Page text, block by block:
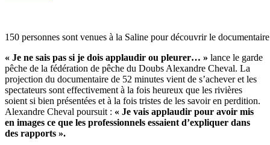
150 personnes sont venues à la Saline pour découvrir le
« Je ne sais pas si je dois applaudir ou pleurer… » lance le garde
pêche de la fédération de pêche du Doubs Alexandre Cheval. La
projection du documentaire de 52 minutes vient de s’achever et les
spectateurs sont effectivement à la fois heureux que les rivières
soient si bien présentées et à la fois tristes de les savoir en perdition.
Alexandre Cheval poursuit : « Je vais applaudir pour avoir mis
en images ce que les professionnels essaient d’expliquer dans
des rapports ».